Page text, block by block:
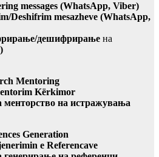
messages (WhatsApp, Viber)
Deshifrim mesazheve (WhatsApp,
дешифрирање на
Mentoring
Kërkimor
менторство на истражувања
Generation
e Referencave